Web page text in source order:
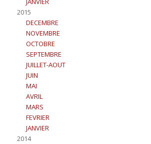
2015
DECEMBRE
NOVEMBRE
OCTOBRE
SEPTEMBRE
JUILLET-AOUT
JUIN
MAI
AVRIL
MARS
FEVRIER
JANVIER
2014